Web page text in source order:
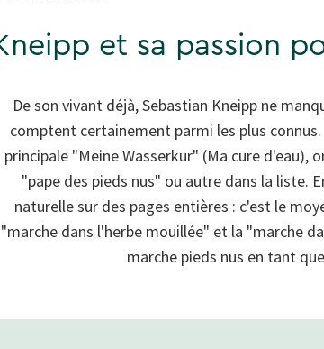
et sa passion
De son vivant déjà, Sebastian Kneipp ne
comptent certainement parmi les plus
principale "Meine Wasserkur" (Ma cure d'eau),
"pape des pieds nus" ou autre dans la liste.
naturelle sur des pages entières : c'est le
"marche dans l'herbe mouillée" et la "marche
marche pieds nus en tant